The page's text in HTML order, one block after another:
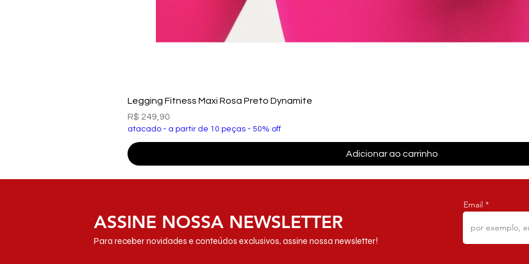
Legging Fitness Maxi Rosa Preto Dynamite
Preço
R$ 249,90
atacado - a partir de 10 peças - 50% off
Adicionar ao carrinho
ASSINE NOSSA NEWSLETTER
Para receber novidades e conteúdos exclusivos, assine nossa newsletter!
Email